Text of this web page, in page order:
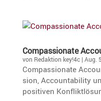
Compas­sio­nate
von Redaktion key!4c| Aug.
Compas­sio­nate
sion, Accoun­ta­bi­lity
positiven